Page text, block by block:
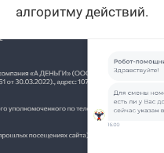
алгоритму действий.